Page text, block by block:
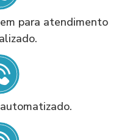
para atendimento